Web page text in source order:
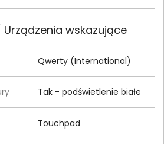
wskazujące
Qwerty (International)
Tak - podświetlenie białe
Touchpad